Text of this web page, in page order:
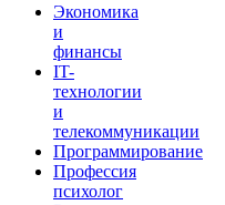
Экономика
и
финансы
IT-
технологии
и
телекоммуникации
Программирование
Профессия
психолог